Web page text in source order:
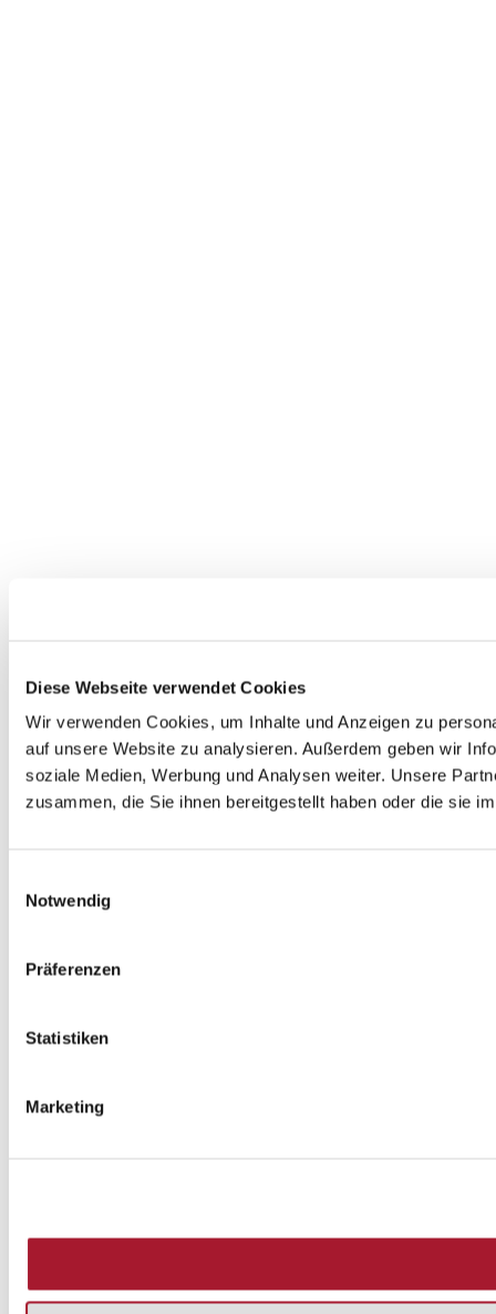
Diese Webseite verwendet Cookies
Wir verwenden Cookies, um Inhalte und Anzeigen zu
auf unsere Website zu analysieren. Außerdem geben wir
soziale Medien, Werbung und Analysen weiter. Unsere
zusammen, die Sie ihnen bereitgestellt haben oder die sie
Notwendig
Präferenzen
Statistiken
Marketing